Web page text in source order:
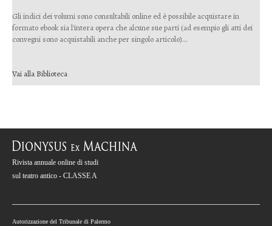
Gli indici dei volumi sono consultabili online ed è possibile acquistare in
formato ebook sia l'intera opera che alcune sue parti (ad esempio gli atti dei
convegni sono acquistabili anche per singolo articolo)...
Vai alla Biblioteca
Rivista annuale online di studi
sul teatro antico - CLASSE A
Autorizzazione del Tribunale di Palermo